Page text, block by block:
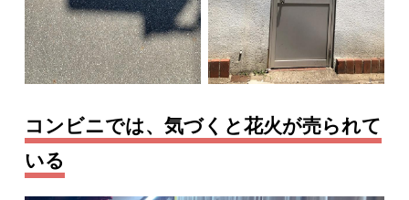
コンビニでは、気づくと花火が売られて
いる